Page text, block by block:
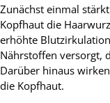
Zunächst einmal
Kopfhaut die
erhöhte
Nährstoffen versorgt,
Darüber hinaus
die Kopfhaut.